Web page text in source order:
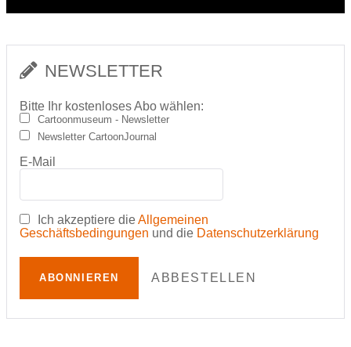
NEWSLETTER
Bitte Ihr kostenloses Abo wählen:
Cartoonmuseum - Newsletter
Newsletter CartoonJournal
E-Mail
Ich akzeptiere dieAllgemeinen
Geschäftsbedingungen und die Datenschutzerklärung
ABONNIEREN ABBESTELLEN